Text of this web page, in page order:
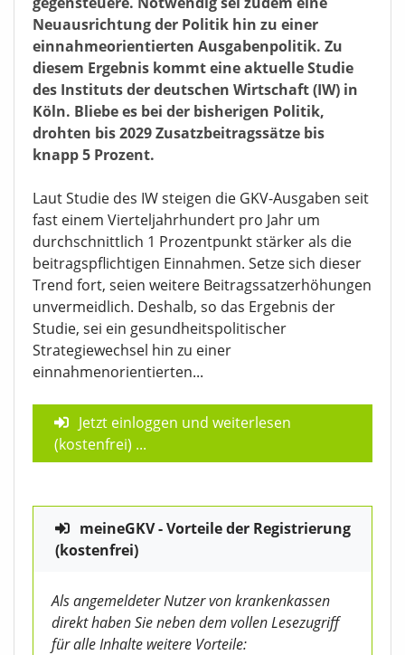
Neuausrichtung der Politik hin zu einer
einnahmeorientierten Ausgabenpolitik. Zu
diesem Ergebnis kommt eine aktuelle Studie
des Instituts der deutschen Wirtschaft (IW) in
Köln. Bliebe es bei der bisherigen Politik,
drohten bis 2029 Zusatzbeitragssätze bis
knapp 5 Prozent.
Laut Studie des IW steigen die GKV-Ausgaben seit
fast einem Vierteljahrhundert pro Jahr um
durchschnittlich 1 Prozentpunkt stärker als die
beitragspflichtigen Einnahmen. Setze sich dieser
Trend fort, seien weitere Beitragssatzerhöhungen
unvermeidlich. Deshalb, so das Ergebnis der
Studie, sei ein gesundheitspolitischer
Strategiewechsel hin zu einer
einnahmenorientierten...
Jetzt einloggen und weiterlesen
(kostenfrei) ...
meineGKV - Vorteile der Registrierung
(kostenfrei)
Als angemeldeter Nutzer von krankenkassen
direkt haben Sie neben dem vollen Lesezugriff
für alle Inhalte weitere Vorteile: